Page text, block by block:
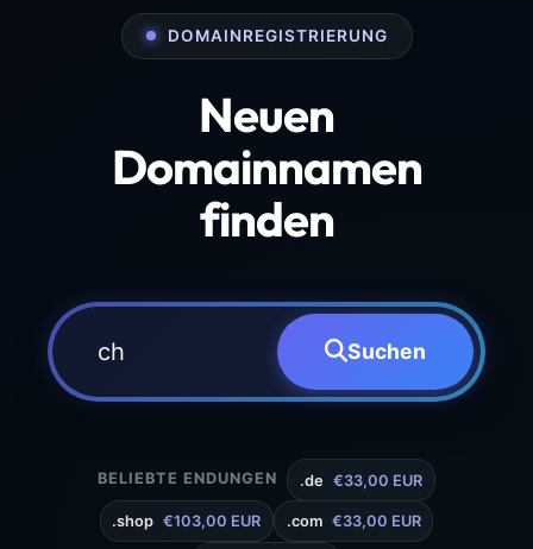
DOMAINREGISTRIERUNG
Neuen
Domainnamen
finden
Suchen
BELIEBTE ENDUNGEN .de €33,00 EUR
.shop €103,00 EUR .com €33,00 EUR